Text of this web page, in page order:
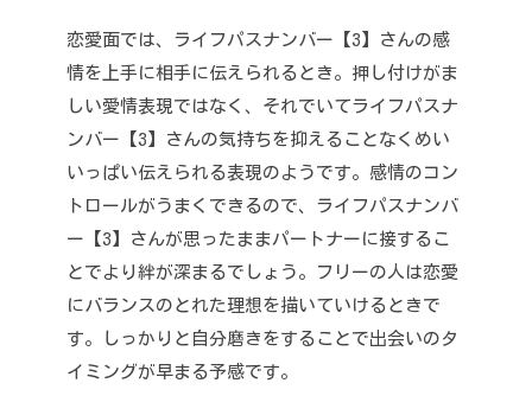
恋愛面では、ライフパスナンバー【3】さんの感
情を上手に相手に伝えられるとき。 押し付けがま
しい愛情表現ではなく、それでいてライフパスナ
ンバー【3】さんの気持ちを抑えることなくめい
いっぱい伝えられる表現のようです。 感情のコン
トロールがうまくできるので、ライフパスナンバ
ー【3】さんが思ったままパートナーに接するこ
とでより絆が深まるでしょう。
フリーの人は恋愛
にバランスのとれた理想を描いていけるときで
す。
しっかりと自分磨きをすることで出会いのタ
イミングが早まる予感です。